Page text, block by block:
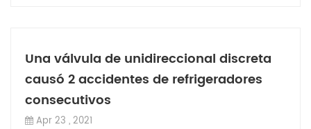
Una válvula de unidireccional discreta
causó 2 accidentes de refrigeradores
consecutivos
Apr 23 , 2021